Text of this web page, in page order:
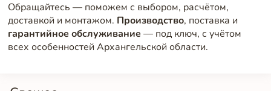
Обращайтесь — поможем с выбором, расчётом,
доставкой и монтажом. Производство, поставка и
гарантийное обслуживание— под ключ, с учётом
всех особенностей Архангельской области.